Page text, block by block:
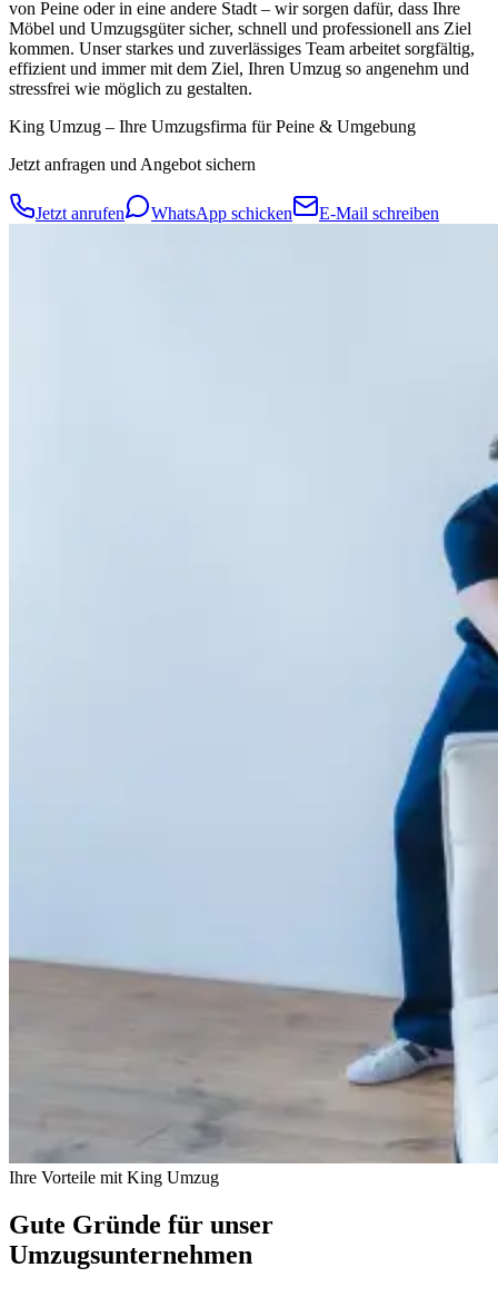
von Peine oder in eine andere Stadt – wir sorgen dafür, dass Ihre
Möbel und Umzugsgüter sicher, schnell und professionell ans Ziel
kommen. Unser starkes und zuverlässiges Team arbeitet sorgfältig,
effizient und immer mit dem Ziel, Ihren Umzug so angenehm und
stressfrei wie möglich zu gestalten.
King Umzug – Ihre Umzugsfirma für Peine & Umgebung
Jetzt anfragen und Angebot sichern
Jetzt anrufen WhatsApp schicken E-Mail schreiben
Ihre Vorteile mit King Umzug
Gute Gründe für unser
Umzugsunternehmen